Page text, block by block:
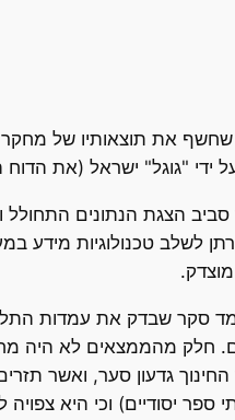
שחשף את תוצאותיו של מחקר
ידי "גוגל" ישראל (את
חלק מהממצאים לא
החינוך גדעון סער, ואשר
ספר יסודיים) וכי היא